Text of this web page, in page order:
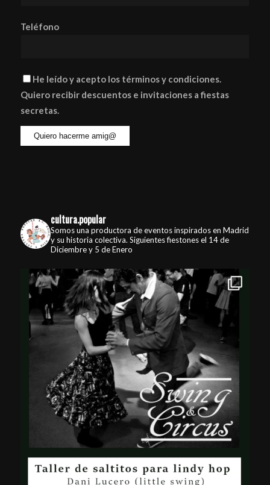
Teléfono
He leído y acepto los términos y condiciones.
Quiero recibir descuentos e invitaciones a fiestas
secretas.
cultura.popular
Somos una productora de eventos inspirados en Madrid
y su historia colectiva. Siguientes fiestones el 14 de
Diciembre y 5 de Enero